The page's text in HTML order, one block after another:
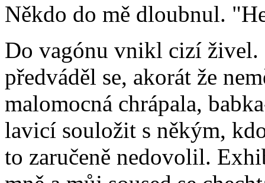
Někdo do mě dloubnul.
Do vagónu vnikl cizí živel.
předváděl se, akorát že
malomocná chrápala,
lavicí souložit s někým,
to zaručeně nedovolil.